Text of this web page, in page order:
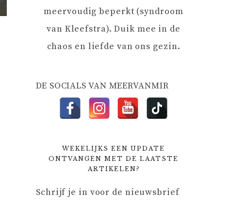
meervoudig beperkt (syndroom
van Kleefstra). Duik mee in de
chaos en liefde van ons gezin.
DE SOCIALS VAN MEERVANMIR
WEKELIJKS EEN UPDATE
ONTVANGEN MET DE LAATSTE
ARTIKELEN?
Schrijf je in voor de nieuwsbrief